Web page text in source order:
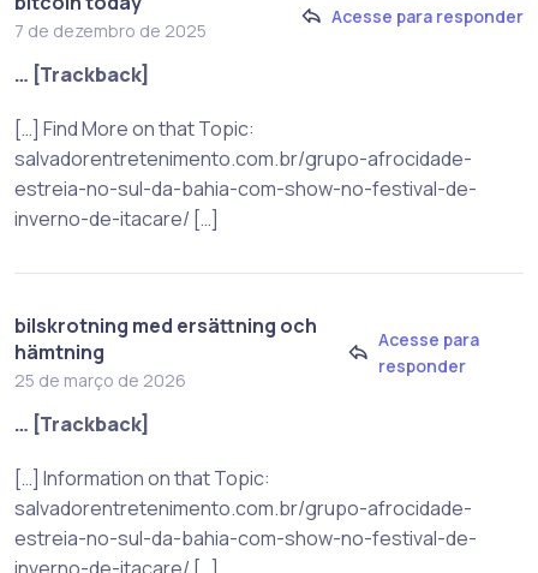
7 de dezembro de 2025
Acesse para responder
… [Trackback]
[…] Find More on that Topic:
salvadorentretenimento.com.br/grupo-afrocidade-
estreia-no-sul-da-bahia-com-show-no-festival-de-
inverno-de-itacare/ […]
bilskrotning med ersättning och
hämtning
25 de março de 2026
Acesse para
responder
… [Trackback]
[…] Information on that Topic:
salvadorentretenimento.com.br/grupo-afrocidade-
estreia-no-sul-da-bahia-com-show-no-festival-de-